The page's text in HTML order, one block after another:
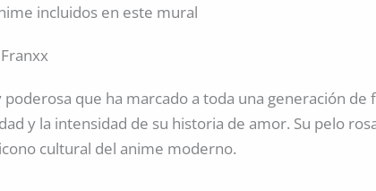
incluidos en este mural
que ha marcado a toda una generación de
y la intensidad de su historia de amor. Su pelo
cultural del anime moderno.